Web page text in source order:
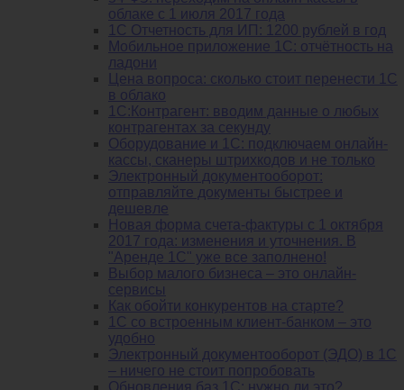
облаке с 1 июля 2017 года
1С Отчетность для ИП: 1200 рублей в год
Мобильное приложение 1С: отчётность на
ладони
Цена вопроса: сколько стоит перенести 1С
в облако
1С:Контрагент: вводим данные о любых
контрагентах за секунду
Оборудование и 1С: подключаем онлайн-
кассы, сканеры штрихкодов и не только
Электронный документооборот:
отправляйте документы быстрее и
дешевле
Новая форма счета-фактуры с 1 октября
2017 года: изменения и уточнения. В
"Аренде 1С" уже все заполнено!
Выбор малого бизнеса – это онлайн-
сервисы
Как обойти конкурентов на старте?
1C со встроенным клиент-банком – это
удобно
Электронный документооборот (ЭДО) в 1С
– ничего не стоит попробовать
Обновления баз 1С: нужно ли это?